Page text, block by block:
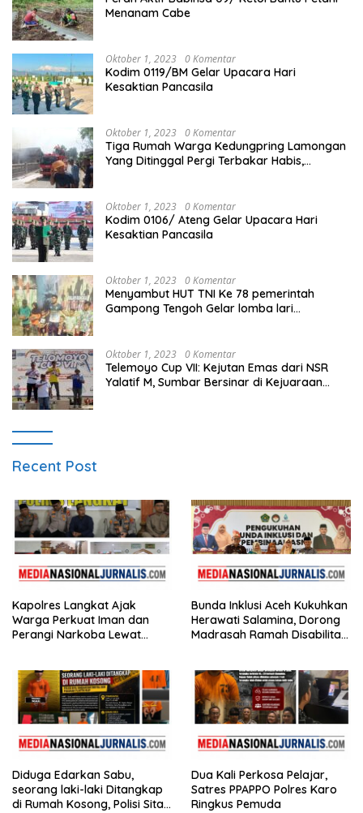
Menanam Cabe
Oktober 1, 2023 0 Komentar
Kodim 0119/BM Gelar Upacara Hari
Kesaktian Pancasila
Oktober 1, 2023 0 Komentar
Tiga Rumah Warga Kedungpring Lamongan
Yang Ditinggal Pergi Terbakar Habis,
Oktober 1, 2023 0 Komentar
Kodim 0106/ Ateng Gelar Upacara Hari
Kesaktian Pancasila
Oktober 1, 2023 0 Komentar
Menyambut HUT TNI Ke 78 pemerintah
Gampong Tengoh Gelar lomba lari
Oktober 1, 2023 0 Komentar
Telemoyo Cup VII: Kejutan Emas dari NSR
Yalatif M, Sumbar Bersinar di Kejuaraan
Recent Post
Kapolres Langkat Ajak
Warga Perkuat Iman dan
Perangi Narkoba Lewat
Bunda Inklusi Aceh Kukuhkan
Herawati Salamina, Dorong
Madrasah Ramah Disabilitas
Diduga Edarkan Sabu,
seorang laki-laki Ditangkap
di Rumah Kosong, Polisi Sita
Dua Kali Perkosa Pelajar,
Satres PPAPPO Polres Karo
Ringkus Pemuda